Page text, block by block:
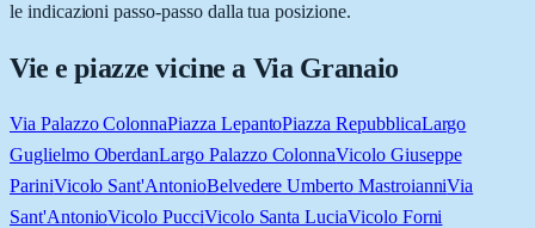
le indicazioni passo-passo dalla tua posizione.
Vie e piazze vicine a Via Granaio
Via Palazzo ColonnaPiazza LepantoPiazza RepubblicaLargo
Guglielmo OberdanLargo Palazzo ColonnaVicolo Giuseppe
PariniVicolo Sant'AntonioBelvedere Umberto MastroianniVia
Sant'AntonioVicolo PucciVicolo Santa LuciaVicolo Forni